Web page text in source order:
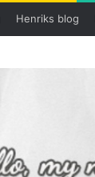
Henriks blog